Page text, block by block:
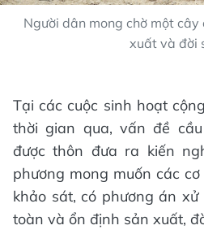
Người dân mong chờ một cây
xuất và đời
Tại các cuộc sinh hoạt
thời gian qua, vấn đề
được thôn đưa ra kiến
phương mong muốn các
khảo sát, có phương án
toàn và ổn định sản xuất,